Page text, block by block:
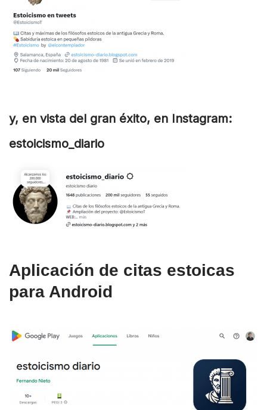
y, en vista del gran éxito, en Instagram:
estoicismo_diario
Aplicación de citas estoicas
para Android